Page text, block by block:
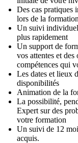
Des cas pratiques
lors de la formation
Un suivi individuel
plus rapidement
Un support de
vos attentes et
compétences qui
Les dates et lieux
disponibilités
Animation de la
La possibilité,
Expert sur des
votre formation
Un suivi de 12
acquis.